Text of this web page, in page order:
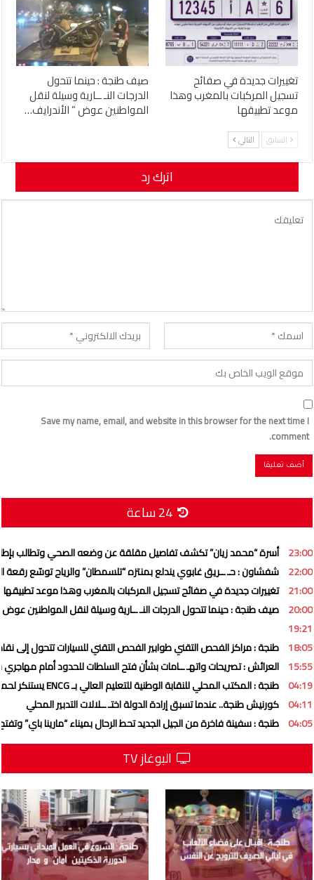
تغييرات جديدة في صفائح
تسجيل المركبات بالمغرب وهذا
موعد تطبيقها
صيف طنجة : حينما تتحول
الدرجات النـ ــارية وسيلة لنقل
المواطنين عوض ” الأندرايف…
السابق التالي
اترك رد
لن يتم نشر عنوان بريدك الإلكتروني.
Save my name, email, and website in this browser for the next time I
comment.
24 ساعة
23:00 أسرة “محمد زيان” تكشف تفاصيل مقلقة عن وضعه الصحي وتطالب
22:00 شفشاون : حـ ــريق غابوي يندلع بمنتزه “تلسمطان” والرياح توسّع رقعة
21:00 تغييرات جديدة في صفائح تسجيل المركبات بالمغرب وهذا موعد تطبيقها
20:00 صيف طنجة : حينما تتحول الدرجات النـ ــارية وسيلة لنقل المواطنين عوض
19:21
18:05 طنجة : مراكز الفحص التقني طوابير الفحص التقني للسيارات تتحول إلى
15:55 العرائش : تصريحات واتهـ ــامات بشأن فتح السلطات للحدود أمام
04:19 طنجة : المكتب المحلي للنقابة الوطنية للتعليم العالي بـ ENCG يستنكر لحملة ممنهجة تستهدف المؤسسة وهيئاتها التمثيلية
04:11 كورنيش طنجة.. عندما تسبق إرادة الدولة اختـ ــلالات التدبير المحلي
04:05 طنجة : سفينة فاخرة من الجيل الجديد تحط الرحال بميناء “مارينا باي”
البوغاز TV